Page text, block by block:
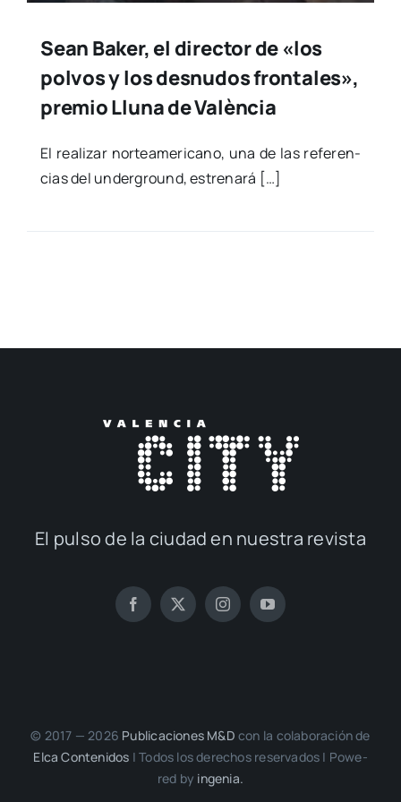
Sean Baker, el director de «los
polvos y los desnudos frontales»,
premio Lluna de València
El rea­li­zar nor­te­ame­ri­cano, una de las refe­ren­
cias del under­ground, estre­na­rá […]
El pul­so de la ciu­dad en nues­tra revis­ta
© 2017 — 2026 Publi­ca­cio­nes M&D con la cola­bo­ra­ción de
Elca Con­te­ni­dos | Todos los dere­chos reser­va­dos | Powe­
red by inge­nia.